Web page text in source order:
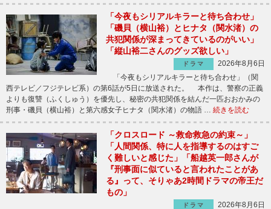
「今夜もシリアルキラーと待ち合わせ」
「磯貝（横山裕）とヒナタ（関水渚）の
共犯関係が深まってきているのがいい」
「縦山裕二さんのグッズ欲しい」
ドラマ
2026年8月6日
「今夜もシリアルキラーと待ち合わせ」（関
西テレビ／フジテレビ系）の第6話が5日に放送された。 本作は、警察の正義
よりも復讐（ふくしゅう）を優先し、秘密の共犯関係を結んだ一匹おおかみの
刑事・磯貝（横山裕）と第六感女子ヒナタ（関水渚）の物語 … 続きを読む
「クロスロード ～救命救急の約束～」
「人間関係、特に人を指導するのはすご
く難しいと感じた」「船越英一郎さんが
『刑事面に似ていると言われたことがあ
る』って、そりゃあ2時間ドラマの帝王だ
もの」
ドラマ
2026年8月6日